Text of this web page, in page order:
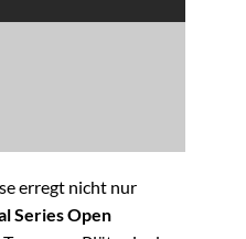
erregt nicht nur
Series Open